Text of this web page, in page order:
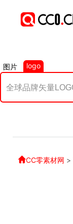
图片 logo
CC零素材网 >